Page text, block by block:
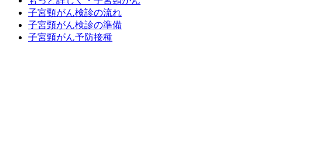
子宮頸がん検診の流れ
子宮頸がん検診の準備
子宮頸がん予防接種